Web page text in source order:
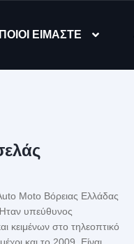
ΠΟΙΟΙ ΕΙΜΑΣΤΕ
Moto Βόρειας Ελλάδας
υπεύθυνος
κειμένων στο τηλεοπτικό